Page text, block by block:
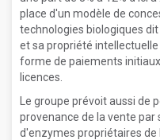
place d'un modèle de
technologies biologiques
et sa propriété
forme de paiements
licences.
Le groupe prévoit aussi de
provenance de la vente
d'enzymes propriétaires